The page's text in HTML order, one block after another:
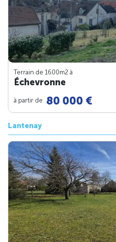
Terrain de 1600m2 à
Échevronne
à partir de 80 000 €
Lantenay